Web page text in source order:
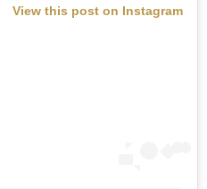
View this post on Instagram